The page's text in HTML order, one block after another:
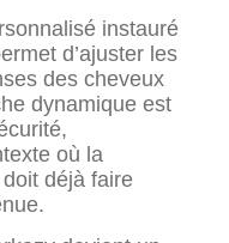
instauré
d’ajuster les
des cheveux
dynamique est
où la
déjà faire